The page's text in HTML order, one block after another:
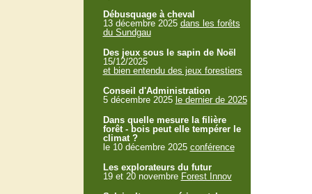
Débusquage à cheval
13 décembre 2025 dans les forêts
du Sundgau
Des jeux sous le sapin de Noël
15/12/2025
et bien entendu des jeux forestiers
Conseil d'Administration
5 décembre 2025 le dernier de 2025
Dans quelle mesure la filière
forêt - bois peut elle tempérer le
climat ?
le 10 décembre 2025 conférence
Les explorateurs du futur
19 et 20 novembre Forest Innov